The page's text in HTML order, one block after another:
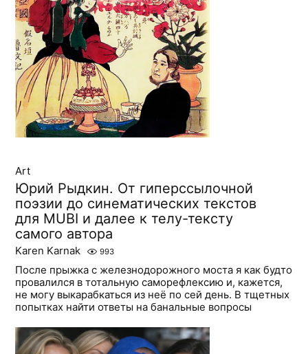
Art
Юрий Рыдкин. От гиперссылочной
поэзии до синематических текстов
для MUBI и далее к телу-тексту
самого автора
Karen Karnak 993
После прыжка с железнодорожного моста я как будто
провалился в тотальную саморефлексию и, кажется,
не могу выкарабкаться из неё по сей день. В тщетных
попытках найти ответы на банальные вопросы